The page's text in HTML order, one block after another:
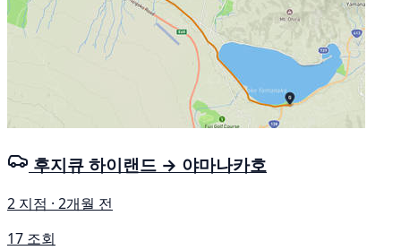
후지큐 하이랜드 → 야마나카호
2 지점 · 2개월 전
17 조회